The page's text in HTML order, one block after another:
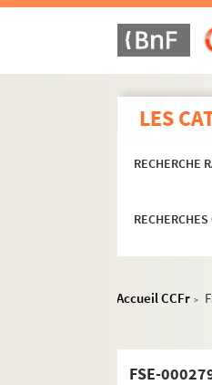
LES
RECHERCHE
Accueil CCFr >
FSE-
Rues